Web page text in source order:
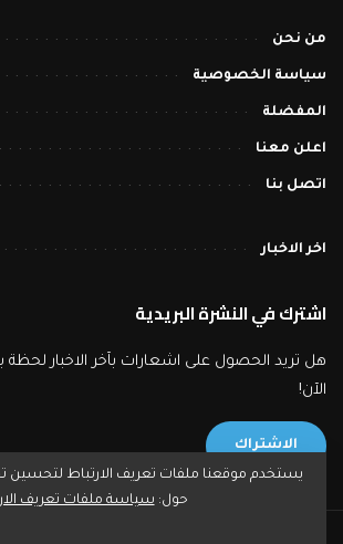
من نحن
سياسة الخصوصية
المفضلة
اعلن معنا
اتصل بنا
اخر الاخبار
اشترك في النشرة البريدية
هل تريد الحصول على اشعارات بآخر الاخبار
الآن!
الاشتراك
يستخدم موقعنا ملفات تعريف الارتباط لتحسين
حول:سياسة ملفات تعريف